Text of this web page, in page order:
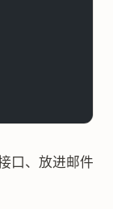
口、放进邮件